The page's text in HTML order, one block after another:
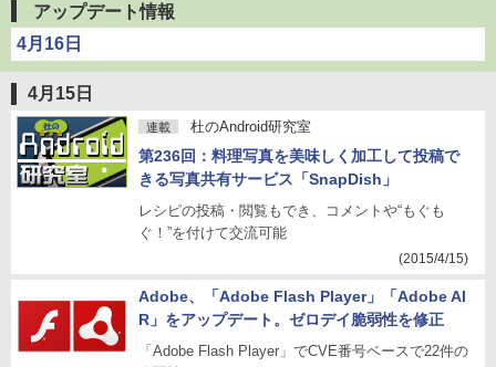
アップデート情報
4月16日
4月15日
連載 杜のAndroid研究室
第236回：料理写真を美味しく加工して投稿で
きる写真共有サービス「SnapDish」
レシピの投稿・閲覧もでき、コメントや“もぐも
ぐ！”を付けて交流可能
(2015/4/15)
Adobe、「Adobe Flash Player」「Adobe AI
R」をアップデート。ゼロデイ脆弱性を修正
「Adobe Flash Player」でCVE番号ベースで22件の